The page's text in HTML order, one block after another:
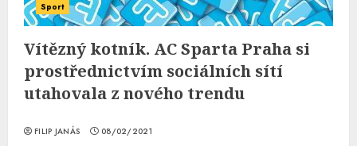
Sport
Vítězný kotník. AC Sparta Praha si
prostřednictvím sociálních sítí
utahovala z nového trendu
FILIP JANÁS 08/02/2021